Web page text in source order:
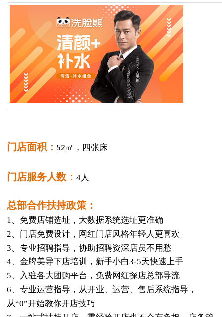
门店面积： 52㎡，四张床
门店服务人数： 4人
总部合作扶持政策：
1、免费店铺选址，大数据系统选址更准确
2、门店免费设计，网红门店风格年轻人更喜欢
3、专业招聘指导，协助招聘资深店员不用愁
4、金牌美导下店培训，新手小白3-5天快速上手
5、入驻各大团购平台，免费网红探店总部导流
6、专业运营指导，从开业、运营、售后系统指导，
从“0”开始教你开店技巧